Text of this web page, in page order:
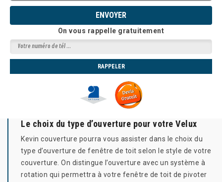
On vous rappelle gratuitement
Le choix du type d’ouverture pour votre Velux
Kevin couverture pourra vous assister dans le choix du
type d’ouverture de fenêtre de toit selon le style de votre
couverture. On distingue l’ouverture avec un système à
rotation qui permettra à votre fenêtre de toit de pivoter